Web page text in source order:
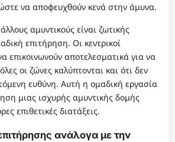
να αποφευχθούν κενά στην άμυνα.
αμυντικούς είναι ζωτικής
επιτήρηση. Οι κεντρικοί
επικοινωνούν αποτελεσματικά για να
οι ζώνες καλύπτονται και ότι δεν
ευθύνη. Αυτή η ομαδική εργασία
μιας ισχυρής αμυντικής δομής
επιθετικές διατάξεις.
ανάλογα με την